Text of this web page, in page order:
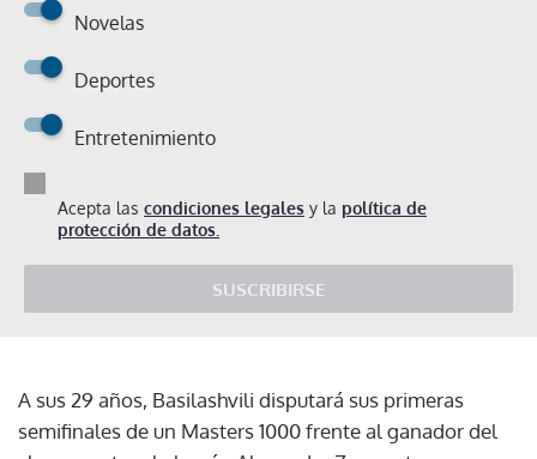
Novelas
Deportes
Entretenimiento
Acepta las condiciones legales y la política de
protección de datos.
SUSCRIBIRSE
A sus 29 años, Basilashvili disputará sus primeras
semifinales de un Masters 1000 frente al ganador del